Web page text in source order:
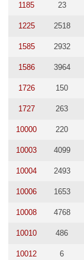
1185 23
1225 2518
1585 2932
1586 3964
1726 150
1727 263
10000 220
10003 4099
10004 2493
10006 1653
10008 4768
10010 486
10012 6